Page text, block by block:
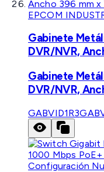
EPCOM
Gabinete
DVR/NVR,
Gabinete
DVR/NVR,
GABVID1R3